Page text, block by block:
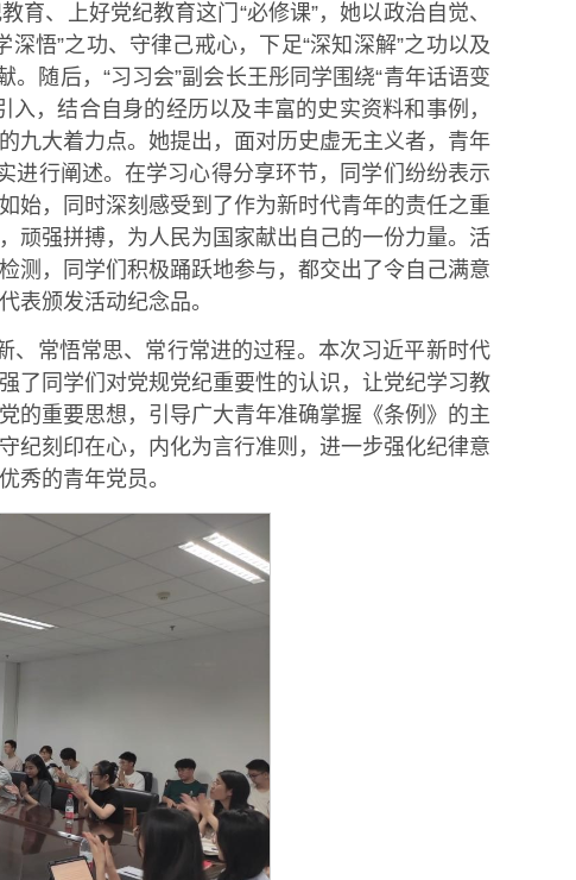
、上好党纪教育这门“必修课”，她以政治自觉、
悟”之功、守律己戒心，下足“深知深解”之功以及
随后，“习习会”副会长王彤同学围绕“青年话语变
，结合自身的经历以及丰富的史实资料和事例，
九大着力点。她提出，面对历史虚无主义者，青年
进行阐述。在学习心得分享环节，同学们纷纷表示
始，同时深刻感受到了作为新时代青年的责任之重
顽强拼搏，为人民为国家献出自己的一份力量。活
测，同学们积极踊跃地参与，都交出了令自己满意
表颁发活动纪念品。
、常悟常思、常行常进的过程。本次习近平新时代
了同学们对党规党纪重要性的认识，让党纪学习教
的重要思想，引导广大青年准确掌握《条例》的主
纪刻印在心，内化为言行准则，进一步强化纪律意
秀的青年党员。